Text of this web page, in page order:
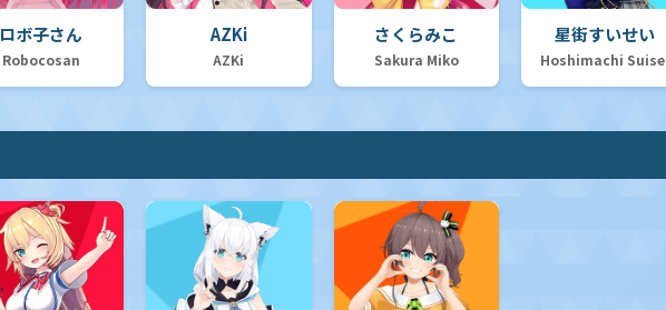
ロボ子さん
Robocosan
AZKi
AZKi
さくらみこ
Sakura Miko
星街すいせい
Hoshimachi